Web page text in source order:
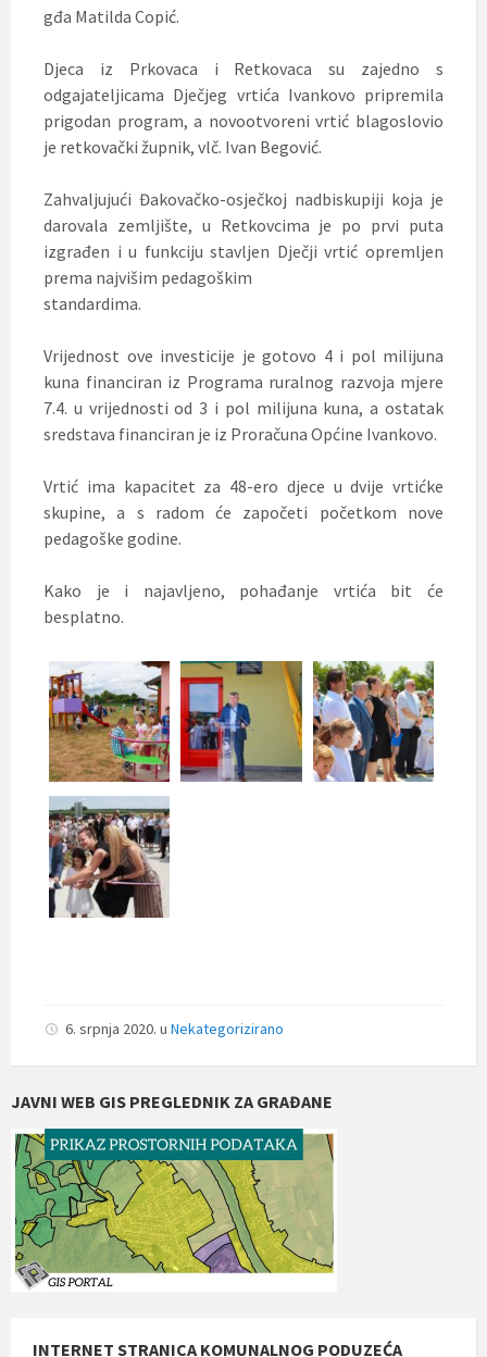
gđa Matilda Copić.
Djeca iz Prkovaca i Retkovaca su zajedno s
odgajateljicama Dječjeg vrtića Ivankovo pripremila
prigodan program, a novootvoreni vrtić blagoslovio
je retkovački župnik, vlč. Ivan Begović.
Zahvaljujući Đakovačko-osječkoj nadbiskupiji koja je
darovala zemljište, u Retkovcima je po prvi puta
izgrađen i u funkciju stavljen Dječji vrtić opremljen
prema najvišim pedagoškim
standardima.
Vrijednost ove investicije je gotovo 4 i pol milijuna
kuna financiran iz Programa ruralnog razvoja mjere
7.4. u vrijednosti od 3 i pol milijuna kuna, a ostatak
sredstava financiran je iz Proračuna Općine Ivankovo.
Vrtić ima kapacitet za 48-ero djece u dvije vrtićke
skupine, a s radom će započeti početkom nove
pedagoške godine.
Kako je i najavljeno, pohađanje vrtića bit će
besplatno.
6. srpnja 2020. u Nekategorizirano
JAVNI WEB GIS PREGLEDNIK ZA GRAĐANE
INTERNET STRANICA KOMUNALNOG PODUZEĆA